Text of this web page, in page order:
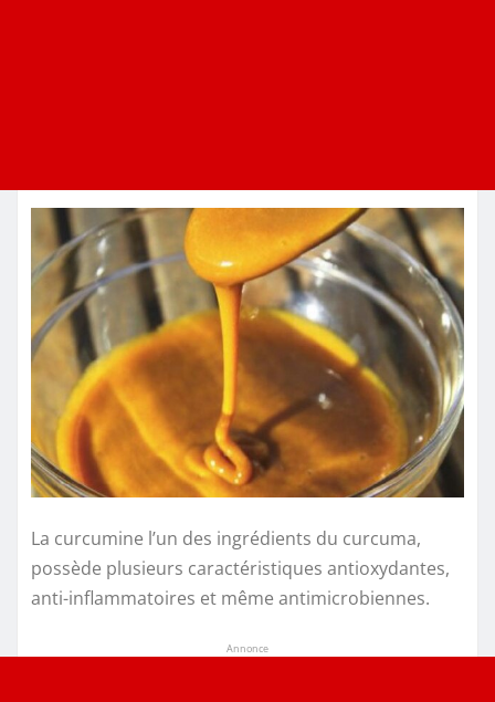
La curcumine l’un des ingrédients du curcuma,
possède plusieurs caractéristiques antioxydantes,
anti-inflammatoires et même antimicrobiennes.
Annonce